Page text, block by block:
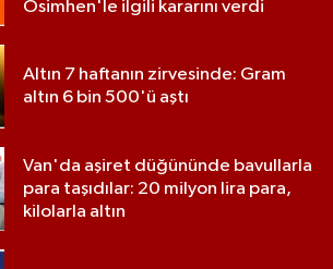
Osimhen'le ilgili kararını verdi
Altın 7 haftanın zirvesinde: Gram
altın 6 bin 500'ü aştı
Van'da aşiret düğününde bavullarla
para taşıdılar: 20 milyon lira para,
kilolarla altın